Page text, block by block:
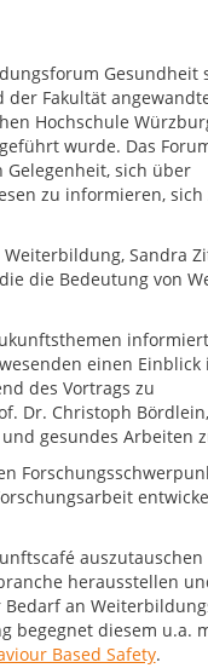
Gesundheit
Fakultät
Hochschule
wurde. Das
sich über
zu informieren, sich
Sandra
die Bedeutung von
einen Einblick
des Vortrags zu
Dr. Christoph Bördlein,
gesundes Arbeiten
auszutauschen
herausstellen
an
begegnet diesem u.a.
Based Safety.